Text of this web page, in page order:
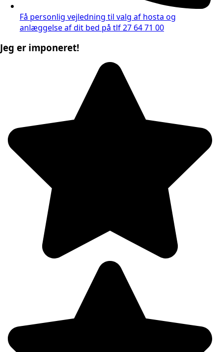
Få personlig vejledning til valg af hosta og
anlæggelse af dit bed på tlf 27 64 71 00
Jeg er imponeret!